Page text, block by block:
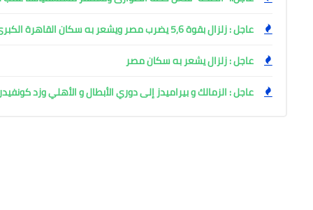
عاجل : زلزال بقوة 5,6 يضرب مصر ويشعر به سكان القاهرة الكبرى
عاجل : زلزال يشعر به سكان مصر
عاجل : الزمالك و بيراميدز إلى دوري الأبطال و الأهلي وزد